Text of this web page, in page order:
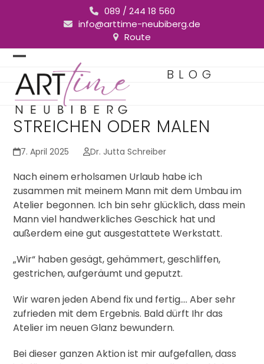
089 / 244 18 560
info@arttime-neubiberg.de
Route
Open
mobile
menu
Close
mobile
menu
BLOG
STREICHEN ODER MALEN
7. April 2025 Dr. Jutta Schreiber
Nach einem erholsamen Urlaub habe ich
zusammen mit meinem Mann mit dem Umbau im
Atelier begonnen. Ich bin sehr glücklich, dass mein
Mann viel handwerkliches Geschick hat und
außerdem eine gut ausgestattete Werkstatt.
„Wir“ haben gesägt, gehämmert, geschliffen,
gestrichen, aufgeräumt und geputzt.
Wir waren jeden Abend fix und fertig…. Aber sehr
zufrieden mit dem Ergebnis. Bald dürft Ihr das
Atelier im neuen Glanz bewundern.
Bei dieser ganzen Aktion ist mir aufgefallen, dass